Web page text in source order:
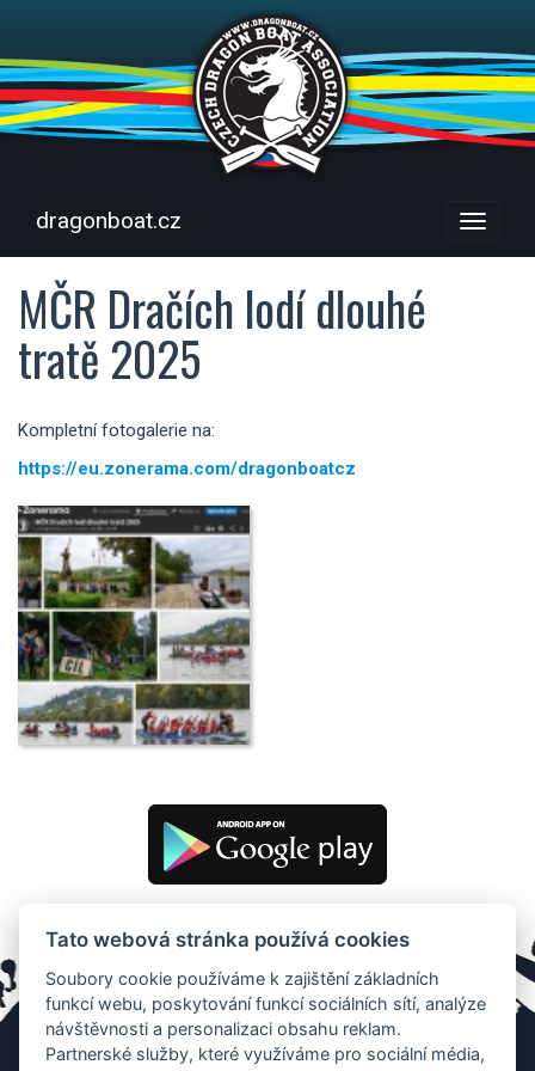
Menu
dragonboat.cz
MČR Dračích lodí dlouhé
tratě 2025
Kompletní fotogalerie na:
https://eu.zonerama.com/dragonboatcz
Tato webová stránka používá cookies
Soubory cookie používáme k zajištění základních
funkcí webu, poskytování funkcí sociálních sítí, analýze
návštěvnosti a personalizaci obsahu reklam.
Partnerské služby, které využíváme pro sociální média,